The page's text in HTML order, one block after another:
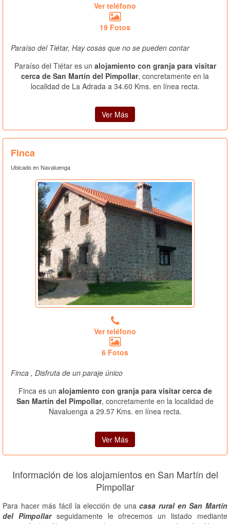
Ver teléfono
19 Fotos
Paraíso del Tiétar, Hay cosas que no se pueden contar
Paraíso del Tiétar es un alojamiento con granja para visitar
cerca de San Martín del Pimpollar, concretamente en la
localidad de La Adrada a 34.60 Kms. en línea recta.
Ver Más
Finca
Ubicado en Navaluenga
Ver teléfono
6 Fotos
Finca , Disfruta de un paraje único
Finca es un alojamiento con granja para visitar cerca de
San Martín del Pimpollar, concretamente en la localidad de
Navaluenga a 29.57 Kms. en línea recta.
Ver Más
Información de los alojamientos en San Martín del
Pimpollar
Para hacer más fácil la elección de unacasa rural en San Martín
del Pimpollarseguidamente le ofrecemos un listado mediante